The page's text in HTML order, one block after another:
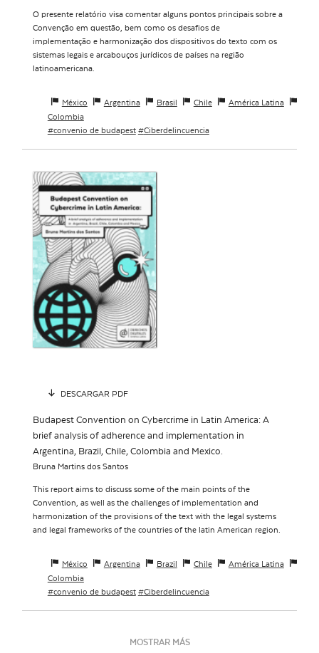
O presente relatório visa comentar alguns pontos principais sobre a
Convenção em questão, bem como os desafios de
implementação e harmonização dos dispositivos do texto com os
sistemas legais e arcabouços jurídicos de países na região
latinoamericana.
México Argentina Brasil Chile
América Latina
Colombia
convenio de budapest
Ciberdelincuencia
DESCARGAR PDF
Budapest Convention on Cybercrime in Latin America: A
brief analysis of adherence and implementation in
Argentina, Brazil, Chile, Colombia and Mexico.
Bruna Martins dos Santos
This report aims to discuss some of the main points of the
Convention, as well as the challenges of implementation and
harmonization of the provisions of the text with the legal systems
and legal frameworks of the countries of the latin American region.
México Argentina Brazil Chile
América Latina
Colombia
convenio de budapest
Ciberdelincuencia
MOSTRAR MÁS